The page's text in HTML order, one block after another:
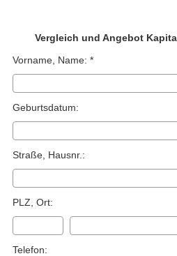
Vergleich und Angebot
Vorname, Name: *
Geburts­datum:
Straße, Hausnr.:
PLZ, Ort:
Telefon: